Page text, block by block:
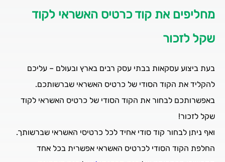
מחליפים את קוד כרטיס האשראי לקוד
שקל לזכור
בעת ביצוע עסקאות בבתי עסק רבים בארץ ובעולם – עליכם
להקליד את הקוד הסודי של כרטיס האשראי שברשותכם.
באפשרותכם לבחור את הקוד הסודי של כרטיס האשראי לקוד
שקל לזכור!
ואף ניתן לבחור קוד סודי אחיד לכל כרטיסי האשראי שברשותך.
החלפת הקוד הסודי לכרטיס האשראי אפשרית בכל אחד